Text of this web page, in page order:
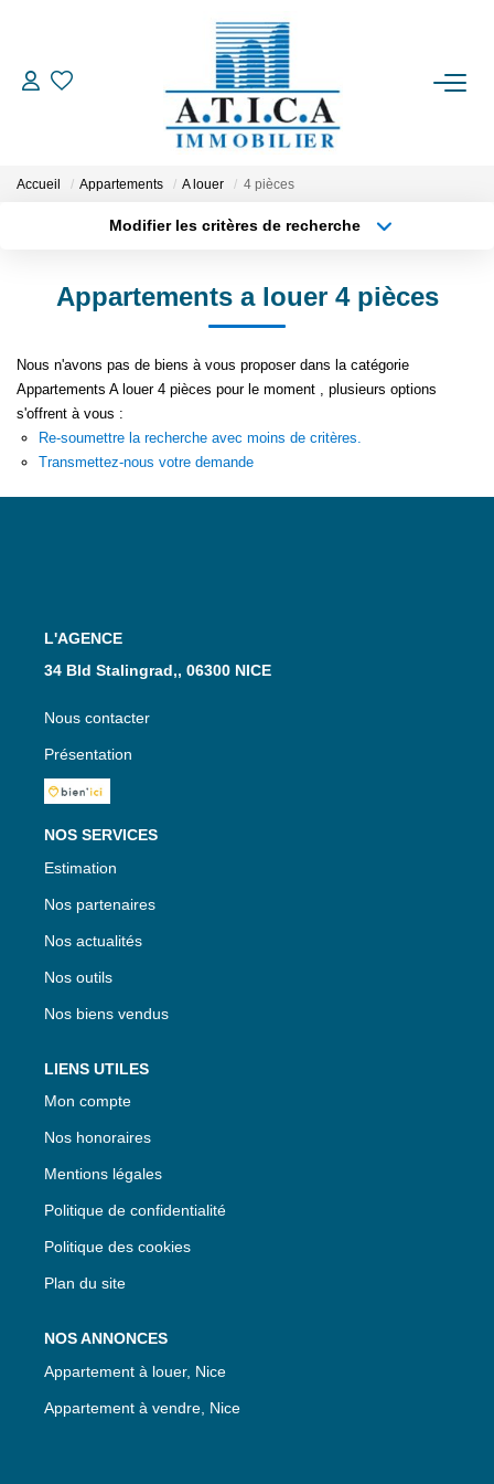
ACCUEIL
VENTES
ESTIMATION
L'AGENCE
CONTACT
EN
Accueil Appartements A louer 4 pièces
Modifier les critères de recherche
Appartement
Type de bien
Budget max Plus de critères
Appartements a louer 4 pièces
Nous n'avons pas de biens à vous proposer dans la catégorie
Appartements A louer 4 pièces pour le moment , plusieurs options
s'offrent à vous :
Re-soumettre la recherche avec moins de critères.
Transmettez-nous votre demande
L'AGENCE
34 Bld Stalingrad,, 06300 NICE
Nous contacter
Présentation
NOS SERVICES
Estimation
Nos partenaires
Nos actualités
Nos outils
Nos biens vendus
LIENS UTILES
Mon compte
Nos honoraires
Mentions légales
Politique de confidentialité
Politique des cookies
Plan du site
NOS ANNONCES
Appartement à louer, Nice
Appartement à vendre, Nice